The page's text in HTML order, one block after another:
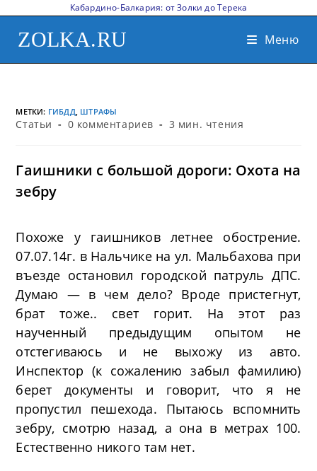
Кабардино-Балкария: от Золки до Терека
ZOLKA.RU Меню
МЕТКИ: ГИБДД, ШТРАФЫ
Статьи 0 комментариев 3 мин. чтения
Гаишники с большой дороги: Охота на
зебру
Похоже у гаишников летнее обострение.
07.07.14г. в Нальчике на ул. Мальбахова при
въезде остановил городской патруль ДПС.
Думаю — в чем дело? Вроде пристегнут,
брат тоже.. свет горит. На этот раз
наученный предыдущим опытом не
отстегиваюсь и не выхожу из авто.
Инспектор (к сожалению забыл фамилию)
берет документы и говорит, что я не
пропустил пешехода. Пытаюсь вспомнить
зебру, смотрю назад, а она в метрах 100.
Естественно никого там нет.